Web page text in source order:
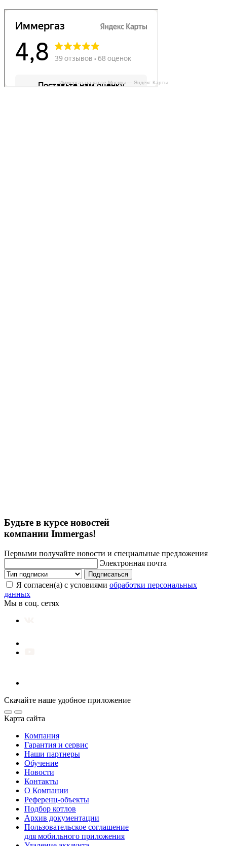
Иммергаз на карте Москвы — Яндекс Карты
Будьте в курсе новостей
компании Immergas!
Первыми получайте новости и специальные предложения
Электронная почта
Подписаться
Я согласен(а) с условиями обработки персональных
данных
Мы в соц. сетях
Скачайте наше удобное приложение
Карта сайта
Компания
Гарантия и сервис
Наши партнеры
Обучение
Новости
Контакты
О Компании
Референц-объекты
Подбор котлов
Архив документации
Пользовательское соглашение
для мобильного приложения